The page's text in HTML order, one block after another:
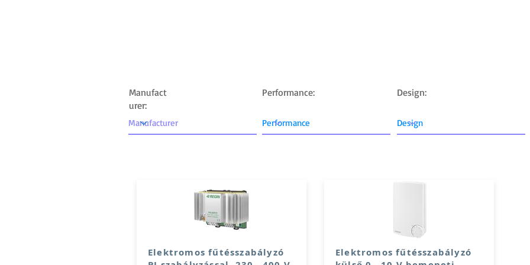
Manufact
urer:
Performance: Design:
Elektromos fűtésszabályzó
Elektromos fűtésszabályzó